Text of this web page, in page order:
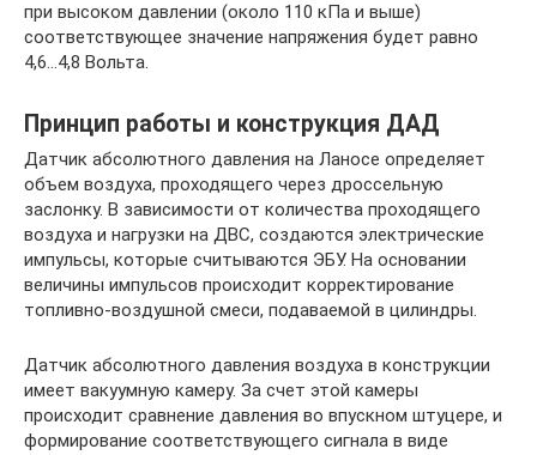
при высоком давлении (около 110 кПа и выше)
соответствующее значение напряжения будет равно
4,6…4,8 Вольта.
Принцип работы и конструкция ДАД
Датчик абсолютного давления на Ланосе определяет
объем воздуха, проходящего через дроссельную
заслонку. В зависимости от количества проходящего
воздуха и нагрузки на ДВС, создаются электрические
импульсы, которые считываются ЭБУ. На основании
величины импульсов происходит корректирование
топливно-воздушной смеси, подаваемой в цилиндры.
Датчик абсолютного давления воздуха в конструкции
имеет вакуумную камеру. За счет этой камеры
происходит сравнение давления во впускном штуцере, и
формирование соответствующего сигнала в виде